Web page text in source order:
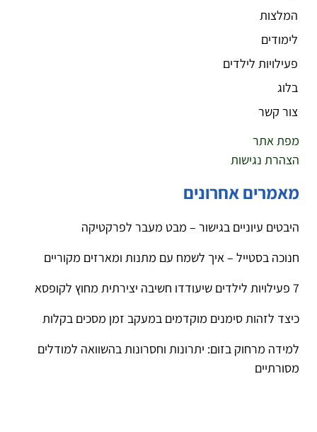
המלצות
לימודים
פעילויות לילדים
בלוג
צור קשר
מפת אתר
הצהרת נגישות
מאמרים אחרונים
היבטים עיוניים בגישור – מבט מעבר לפרקטיקה
חנוכה בסטייל – איך לשמח עם מתנות ומארזים מקוריים
7 פעילויות לילדים שיעודדו חשיבה יצירתית מחוץ לקופסא
כיצד לזהות סימנים מוקדמים במעקב זמן מסכים בקלות
למידה מרחוק בזום: יתרונות וחסרונות בהשוואה למודלים
מסורתיים